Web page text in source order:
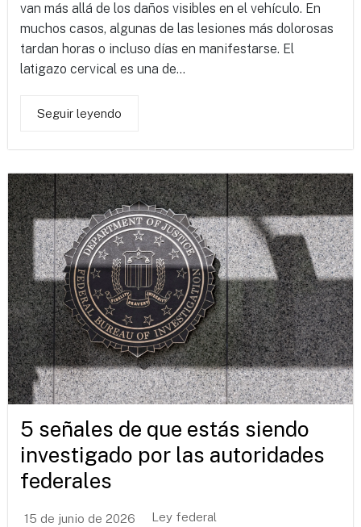
van más allá de los daños visibles en el vehículo. En
muchos casos, algunas de las lesiones más dolorosas
tardan horas o incluso días en manifestarse. El
latigazo cervical es una de...
Seguir leyendo
5 señales de que estás siendo
investigado por las autoridades
federales
15 de junio de 2026 Ley federal